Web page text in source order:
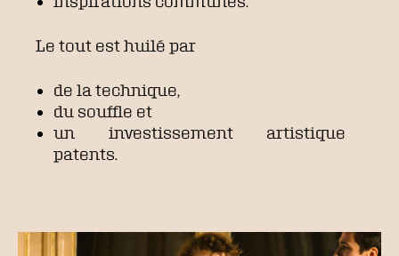
Le tout est huilé par
de la technique,
du souffle et
un investissement artistique
patents.